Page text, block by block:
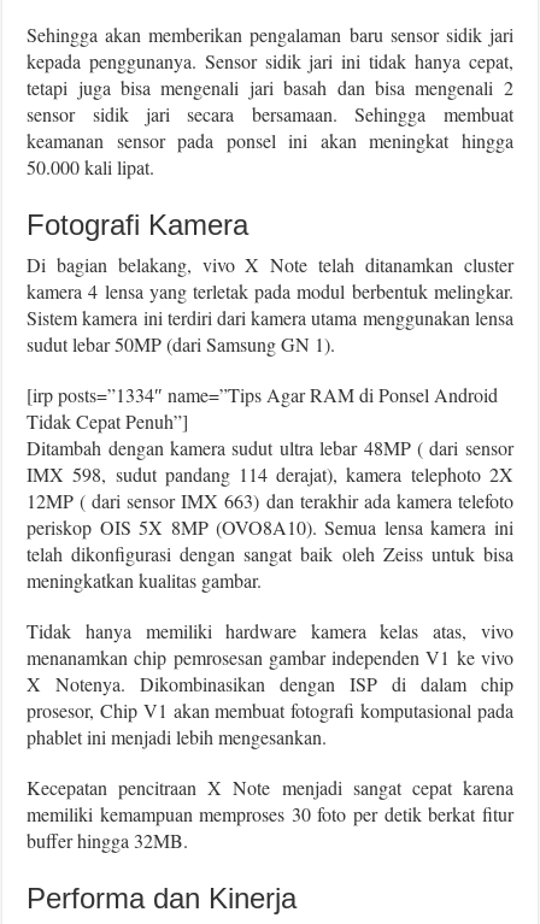
Sehingga akan memberikan pengalaman baru sensor sidik jari
kepada penggunanya. Sensor sidik jari ini tidak hanya cepat,
tetapi juga bisa mengenali jari basah dan bisa mengenali 2
sensor sidik jari secara bersamaan. Sehingga membuat
keamanan sensor pada ponsel ini akan meningkat hingga
50.000 kali lipat.
Fotografi Kamera
Di bagian belakang, vivo X Note telah ditanamkan cluster
kamera 4 lensa yang terletak pada modul berbentuk melingkar.
Sistem kamera ini terdiri dari kamera utama menggunakan lensa
sudut lebar 50MP (dari Samsung GN 1).
[irp posts=”1334″ name=”Tips Agar RAM di Ponsel Android
Tidak Cepat Penuh”]
Ditambah dengan kamera sudut ultra lebar 48MP ( dari sensor
IMX 598, sudut pandang 114 derajat), kamera telephoto 2X
12MP ( dari sensor IMX 663) dan terakhir ada kamera telefoto
periskop OIS 5X 8MP (OVO8A10). Semua lensa kamera ini
telah dikonfigurasi dengan sangat baik oleh Zeiss untuk bisa
meningkatkan kualitas gambar.
Tidak hanya memiliki hardware kamera kelas atas, vivo
menanamkan chip pemrosesan gambar independen V1 ke vivo
X Notenya. Dikombinasikan dengan ISP di dalam chip
prosesor, Chip V1 akan membuat fotografi komputasional pada
phablet ini menjadi lebih mengesankan.
Kecepatan pencitraan X Note menjadi sangat cepat karena
memiliki kemampuan memproses 30 foto per detik berkat fitur
buffer hingga 32MB.
Performa dan Kinerja